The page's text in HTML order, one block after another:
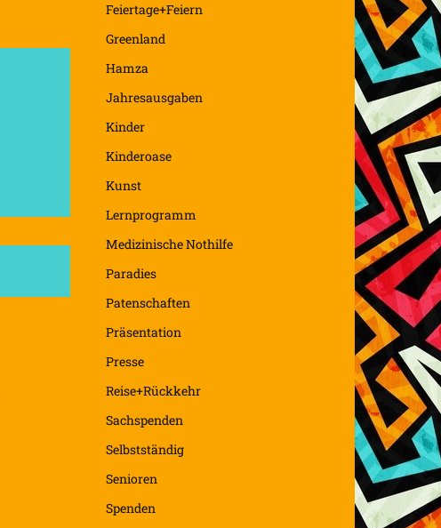
Feiertage+Feiern
Greenland
Hamza
Jahresausgaben
Kinder
Kinderoase
Kunst
Lernprogramm
Medizinische Nothilfe
Paradies
Patenschaften
Präsentation
Presse
Reise+Rückkehr
Sachspenden
Selbstständig
Senioren
Spenden